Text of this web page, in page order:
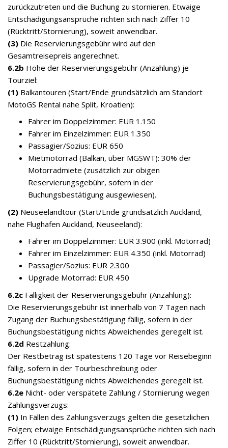
zurückzutreten und die Buchung zu stornieren. Etwaige
Entschädigungsansprüche richten sich nach Ziffer 10
(Rücktritt/Stornierung), soweit anwendbar.
(3) Die Reservierungsgebühr wird auf den
Gesamtreisepreis angerechnet.
6.2b Höhe der Reservierungsgebühr (Anzahlung) je
Tourziel:
(1) Balkantouren (Start/Ende grundsätzlich am Standort
MotoGS Rental nahe Split, Kroatien):
Fahrer im Doppelzimmer: EUR 1.150
Fahrer im Einzelzimmer: EUR 1.350
Passagier/Sozius: EUR 650
Mietmotorrad (Balkan, über MGSWT): 30% der
Motorradmiete (zusätzlich zur obigen
Reservierungsgebühr, sofern in der
Buchungsbestätigung ausgewiesen).
(2) Neuseelandtour (Start/Ende grundsätzlich Auckland,
nahe Flughafen Auckland, Neuseeland):
Fahrer im Doppelzimmer: EUR 3.900 (inkl. Motorrad)
Fahrer im Einzelzimmer: EUR 4.350 (inkl. Motorrad)
Passagier/Sozius: EUR 2.300
Upgrade Motorrad: EUR 450
6.2c Fälligkeit der Reservierungsgebühr (Anzahlung):
Die Reservierungsgebühr ist innerhalb von 7 Tagen nach
Zugang der Buchungsbestätigung fällig, sofern in der
Buchungsbestätigung nichts Abweichendes geregelt ist.
6.2d Restzahlung:
Der Restbetrag ist spätestens 120 Tage vor Reisebeginn
fällig, sofern in der Tourbeschreibung oder
Buchungsbestätigung nichts Abweichendes geregelt ist.
6.2e Nicht- oder verspätete Zahlung / Stornierung wegen
Zahlungsverzugs:
(1) In Fällen des Zahlungsverzugs gelten die gesetzlichen
Folgen; etwaige Entschädigungsansprüche richten sich nach
Ziffer 10 (Rücktritt/Stornierung), soweit anwendbar.